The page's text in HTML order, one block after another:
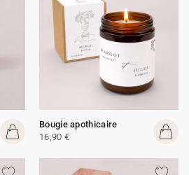
Bougie apothicaire
16,90 €